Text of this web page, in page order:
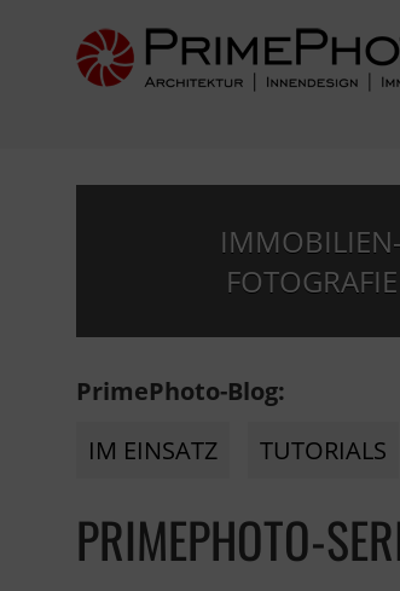
IMMOBILIEN-
FOTOGRAFIE
PrimePhoto-Blog:
IM EINSATZ
TUTORIALS
PRIMEPHOTO-